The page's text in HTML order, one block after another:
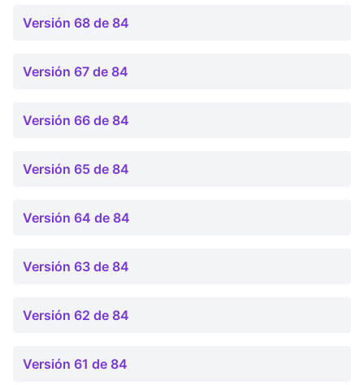
Versión 68 de 84
Versión 67 de 84
Versión 66 de 84
Versión 65 de 84
Versión 64 de 84
Versión 63 de 84
Versión 62 de 84
Versión 61 de 84